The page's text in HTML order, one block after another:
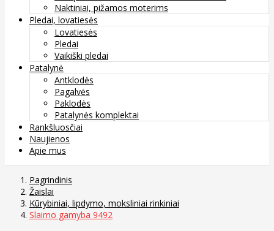
Naktiniai, pižamos moterims
Pledai, lovatiesės
Lovatiesės
Pledai
Vaikiški pledai
Patalynė
Antklodės
Pagalvės
Paklodės
Patalynės komplektai
Rankšluosčiai
Naujienos
Apie mus
Pagrindinis
Žaislai
Kūrybiniai, lipdymo, moksliniai rinkiniai
Slaimo gamyba 9492